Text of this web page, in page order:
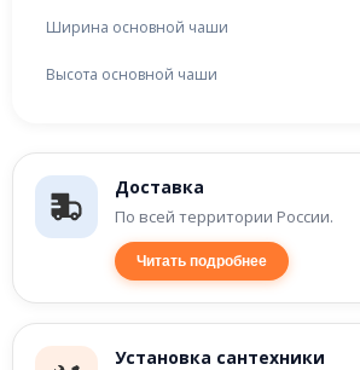
Доставка
По всей территории России.
Читать подробнее
Установка сантехники
Ширина основной чаши
Высота основной чаши